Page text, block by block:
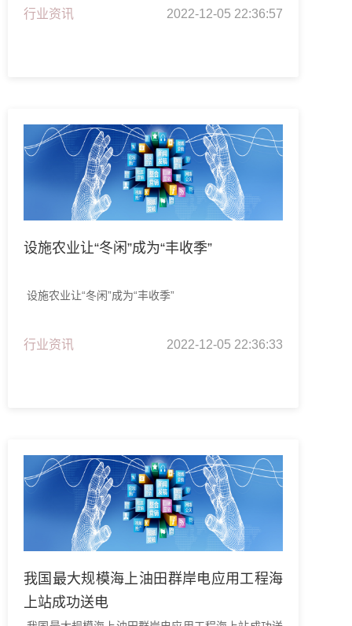
行业资讯 2022-12-05 22:36:57
设施农业让“冬闲”成为“丰收季”
设施农业让“冬闲”成为“丰收季”
行业资讯 2022-12-05 22:36:33
我国最大规模海上油田群岸电应用工程海
上站成功送电